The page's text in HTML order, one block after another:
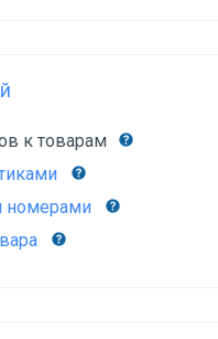
к товарам
номерами